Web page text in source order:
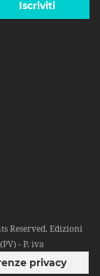
Iscriviti
Reserved. Edizioni
- P. iva